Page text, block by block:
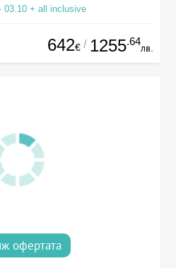
03.10 + all inclusive
642€ / 1255.64
лв.
офертата